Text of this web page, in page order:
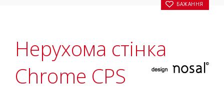
БАЖАННЯ
Нерухома стінка
Chrome CPS